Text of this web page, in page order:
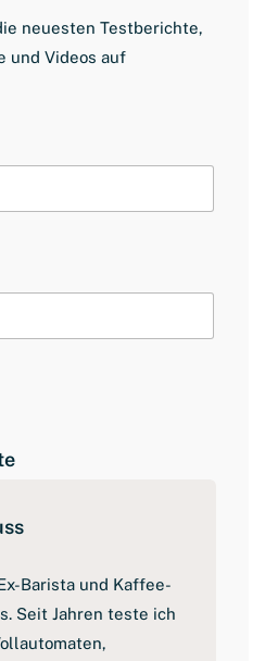
neuesten Testberichte,
und Videos auf
Barista und Kaffee-
Seit Jahren teste ich